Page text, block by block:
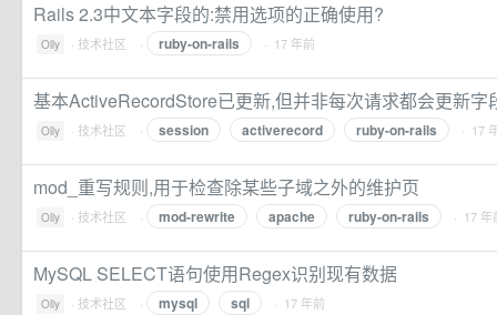
Rails 2.3中文本字段的:禁用选项的正确使用?
Olly · 技术社区 · ruby-on-rails · 17 年前
基本ActiveRecordStore已更新,但并非每次请求都会更新字
Olly · 技术社区 · session activerecord ruby-on-rails · 17
mod_重写规则,用于检查除某些子域之外的维护页
Olly · 技术社区 · mod-rewrite apache ruby-on-rails · 17 年
MySQL SELECT语句使用Regex识别现有数据
Olly · 技术社区 · mysql sql · 17 年前